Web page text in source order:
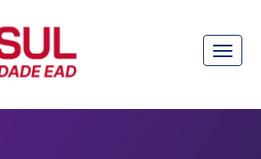
Toggle